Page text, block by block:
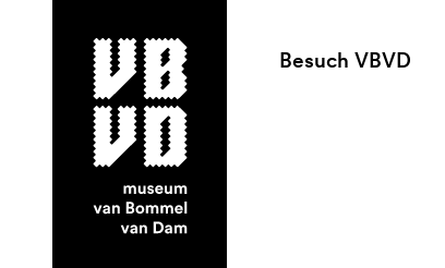
museum van Bommel van Dam
Besuch VBVD